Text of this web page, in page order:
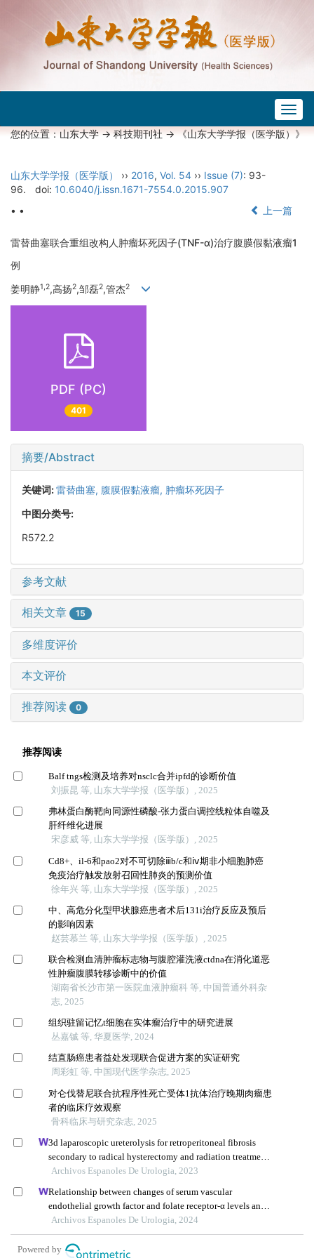
您的位置：山东大学->科技期刊社-> 《山东大学学报（医学版）》
山东大学学报（医学版） ›› 2016, Vol. 54 ›› Issue (7): 93-
96.
doi: 10.6040/j.issn.1671-7554.0.2015.907
• •
上一篇
雷替曲塞联合重组改构人肿瘤坏死因子(TNF-α)治疗腹膜假黏液瘤1
例
姜明静1,2,高扬2,邹磊2,管杰2
PDF (PC)
401
摘要/Abstract
关键词:雷替曲塞, 腹膜假黏液瘤, 肿瘤坏死因子
中图分类号:
R572.2
参考文献
相关文章 15
多维度评价
本文评价
推荐阅读 0